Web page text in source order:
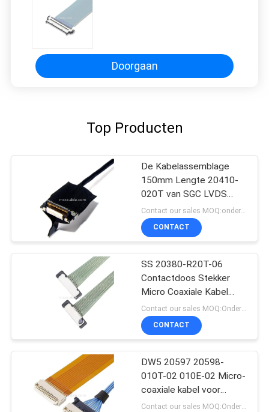
Doorgaan
Top Producten
De Kabelassemblage
150mm Lengte 20410-
020T van SGC LVDS
voor LCD het Scherm
Contact our sales MOQ:onderhandelbaar
CONTACT
SS 20380-R20T-06
Contactdoos Stekker
Micro Coaxiale Kabel
Connector
CONTACT
DW5 20597 20598-
010T-02 010E-02 Micro-
coaxiale kabel voor
ontvangstplug